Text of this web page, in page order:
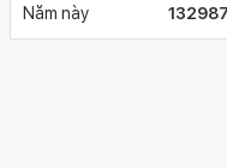
Năm này